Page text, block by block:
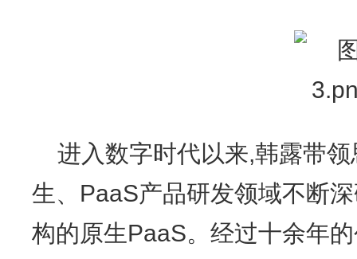
进入数字时代以来,韩露带
生、PaaS产品研发领域不断
构的原生PaaS。经过十余年